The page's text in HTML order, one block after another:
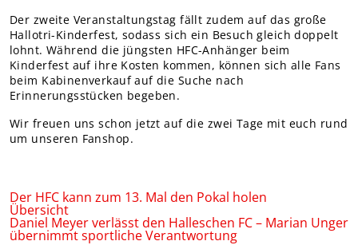
Der zweite Veranstaltungstag fällt zudem auf das große
Hallotri-Kinderfest, sodass sich ein Besuch gleich doppelt
lohnt. Während die jüngsten HFC-Anhänger beim
Kinderfest auf ihre Kosten kommen, können sich alle Fans
beim Kabinenverkauf auf die Suche nach
Erinnerungsstücken begeben.
Wir freuen uns schon jetzt auf die zwei Tage mit euch rund
um unseren Fanshop.
Der HFC kann zum 13. Mal den Pokal holen
Übersicht
Daniel Meyer verlässt den Halleschen FC – Marian Unger
übernimmt sportliche Verantwortung